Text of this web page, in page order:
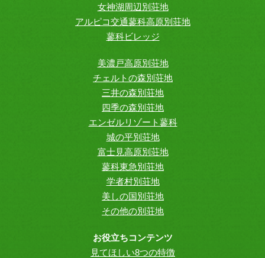
女神湖周辺別荘地
アルピコ交通蓼科高原別荘地
蓼科ビレッジ
美濃戸高原別荘地
チェルトの森別荘地
三井の森別荘地
四季の森別荘地
エンゼルリゾート蓼科
城の平別荘地
富士見高原別荘地
蓼科東急別荘地
学者村別荘地
美しの国別荘地
その他の別荘地
お役立ちコンテンツ
見てほしい8つの特徴